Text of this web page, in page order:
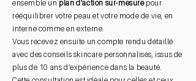
ensemble un plan d’action sur-mesurepour
rééquilibrer votre peau et votre mode de vie, en
interne comme en externe.
Vous recevez ensuite un compte rendu détaillé
avec des conseils skincare personnalisés, issus de
plus de 10 ans d’expérience dans la beauté.